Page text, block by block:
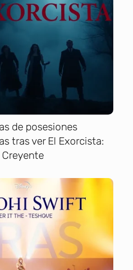
de posesiones
tras ver El Exorcista:
Creyente